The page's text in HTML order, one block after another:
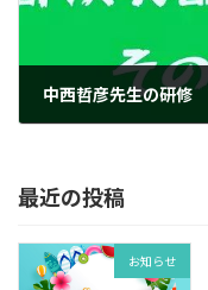
中西哲彦先生の研修
最近の投稿
お知らせ